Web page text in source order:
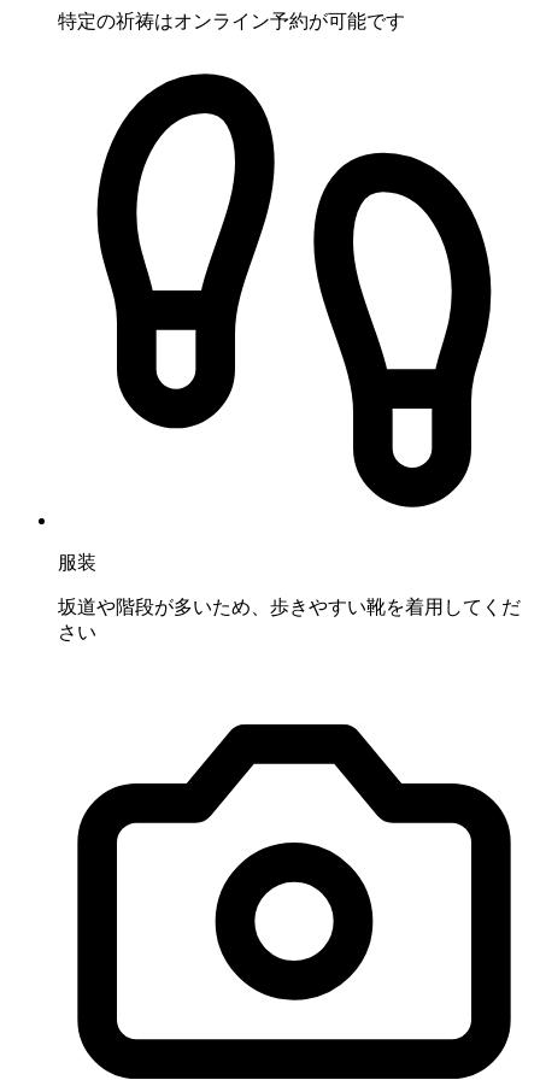
特定の祈祷はオンライン予約が可能です
服装
坂道や階段が多いため、歩きやすい靴を着用してくだ
さい